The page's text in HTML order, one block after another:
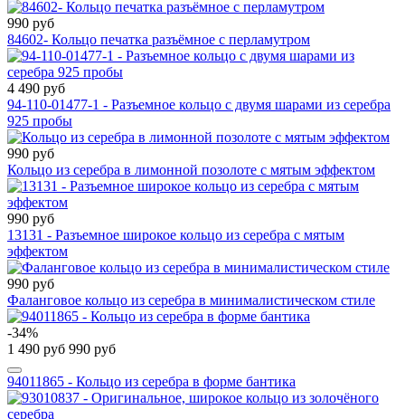
990 руб
84602- Кольцо печатка разъёмное с перламутром
4 490 руб
94-110-01477-1 - Разъемное кольцо с двумя шарами из серебра
925 пробы
990 руб
Кольцо из серебра в лимонной позолоте с мятым эффектом
990 руб
13131 - Разъемное широкое кольцо из серебра с мятым
эффектом
990 руб
Фаланговое кольцо из серебра в минималистическом стиле
-34%
1 490 руб 990 руб
94011865 - Кольцо из серебра в форме бантика